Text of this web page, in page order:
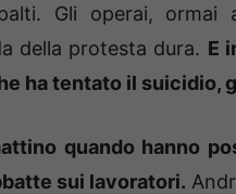
Gli operai, ormai
della protesta dura. E
ha tentato il suicidio,
quando hanno
sui lavoratori.